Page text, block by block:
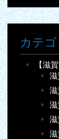
カテ
【滋
滋
滋
滋
滋
滋